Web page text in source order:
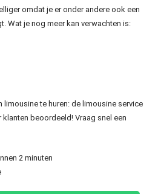
omdat je er onder andere ook een
Wat je nog meer kan verwachten is:
limousine te huren: de limousine service
beoordeeld! Vraag snel een
2 minuten